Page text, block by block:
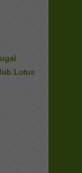
Lotus